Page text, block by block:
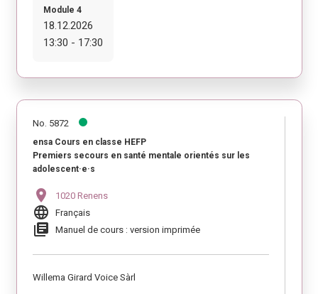
Module 4
18.12.2026
13:30 - 17:30
No. 5872
ensa Cours en classe HEFP
Premiers secours en santé mentale orientés sur les
adolescent·e·s
location_on 1020 Renens
language Français
library_books Manuel de cours : version imprimée
Willema Girard Voice Sàrl